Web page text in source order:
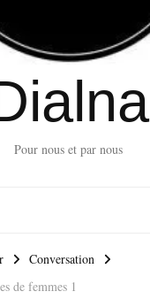
Pour nous et par nous
Conversation
de femmes 1